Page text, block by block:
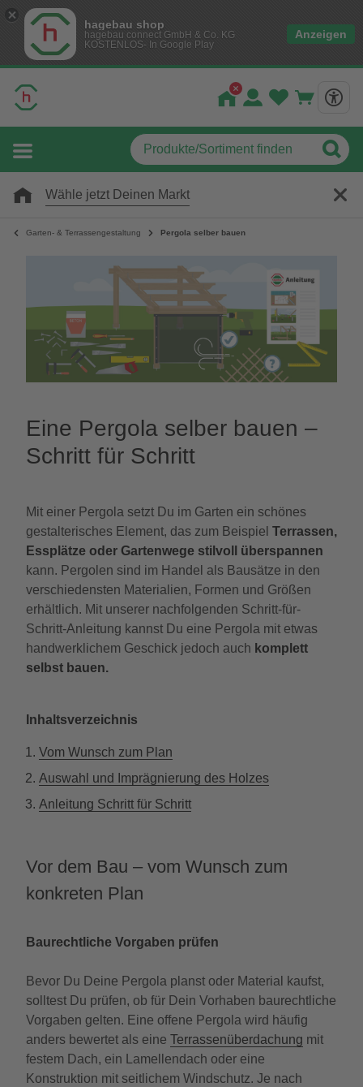
hagebau shop
hagebau connect GmbH & Co. KG
KOSTENLOS- In Google Play
Anzeigen
Wähle jetzt Deinen Markt
Garten- & Terrassengestaltung Pergola selber bauen
Eine Pergola selber bauen –
Schritt für Schritt
Mit einer Pergola setzt Du im Garten ein schönes
gestalterisches Element, das zum Beispiel Terrassen,
Essplätze oder Gartenwege stilvoll überspannen
kann. Pergolen sind im Handel als Bausätze in den
verschiedensten Materialien, Formen und Größen
erhältlich. Mit unserer nachfolgenden Schritt-für-
Schritt-Anleitung kannst Du eine Pergola mit etwas
handwerklichem Geschick jedoch auch komplett
selbst bauen.
Inhaltsverzeichnis
Vom Wunsch zum Plan
Auswahl und Imprägnierung des Holzes
Anleitung Schritt für Schritt
Vor dem Bau – vom Wunsch zum
konkreten Plan
Baurechtliche Vorgaben prüfen
Bevor Du Deine Pergola planst oder Material kaufst,
solltest Du prüfen, ob für Dein Vorhaben baurechtliche
Vorgaben gelten. Eine offene Pergola wird häufig
anders bewertet als eine Terrassenüberdachung mit
festem Dach, ein Lamellendach oder eine
Konstruktion mit seitlichem Windschutz. Je nach